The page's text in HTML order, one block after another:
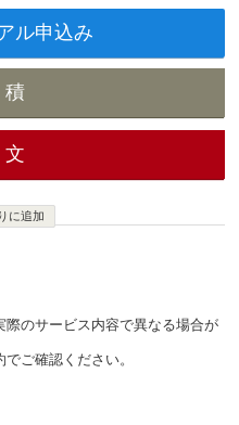
ル申込み
に追加
のサービス内容で異なる場合が
ご確認ください。